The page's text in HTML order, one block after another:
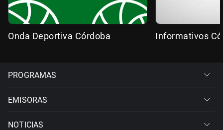
Onda Deportiva Córdoba Informativos
PROGRAMAS
EMISORAS
NOTICIAS